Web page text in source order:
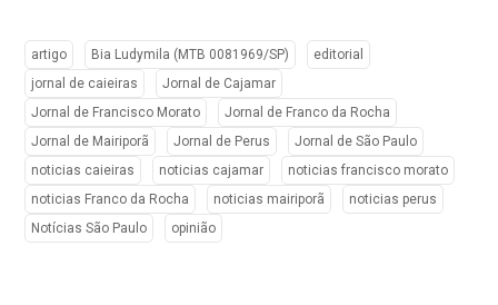
artigo Bia Ludymila (MTB 0081969/SP)
editorial
jornal de caieiras
Jornal de Cajamar
Jornal de Francisco Morato
Jornal de Franco da Rocha
Jornal de Mairiporã
Jornal de Perus
Jornal de São Paulo
noticias caieiras
noticias cajamar
noticias francisco morato
noticias Franco da Rocha
noticias mairiporã
noticias perus
Notícias São Paulo
opinião